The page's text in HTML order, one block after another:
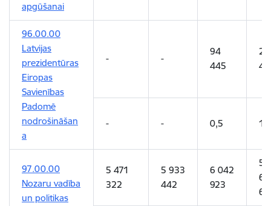
apgūšanai
96.00.00
Latvijas
prezidentūras
Eiropas
Savienības
Padomē
nodrošināšan
a
- -
94
445
- - 0,5 1
97.00.00
Nozaru vadība
un politikas
5 471
322
5 933
442
6 042
923
5